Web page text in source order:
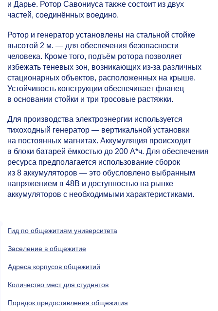
и Дарье. Ротор Савониуса также состоит из двух
частей, соединённых воедино.
Ротор и генератор установлены на стальной стойке
высотой 2 м. — для обеспечения безопасности
человека. Кроме того, подъём ротора позволяет
избежать теневых зон, возникающих из-за различных
стационарных объектов, расположенных на крыше.
Устойчивость конструкции обеспечивает фланец
в основании стойки и три тросовые растяжки.
Для производства электроэнергии используется
тихоходный генератор — вертикальной установки
на постоянных магнитах. Аккумуляция происходит
в блоки батарей ёмкостью до 200 А*ч. Для обеспечения
ресурса предполагается использование сборок
из 8 аккумуляторов — это обусловлено выбранным
напряжением в 48В и доступностью на рынке
аккумуляторов с необходимыми характеристиками.
Гид по общежитиям университета
Заселение в общежитие
Адреса корпусов общежитий
Количество мест для студентов
Порядок предоставления общежития